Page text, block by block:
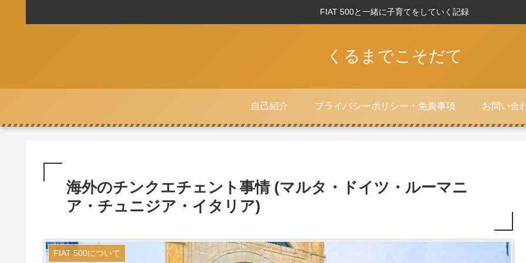
FIAT 500と一緒に子育てをしていく記録
くるまでこそだて
自己紹介 プライバシーポリシー・免責事項 お問い合
海外のチンクエチェント事情 (マルタ・ドイツ・ルーマニ
ア・チュニジア・イタリア)
FIAT 500について